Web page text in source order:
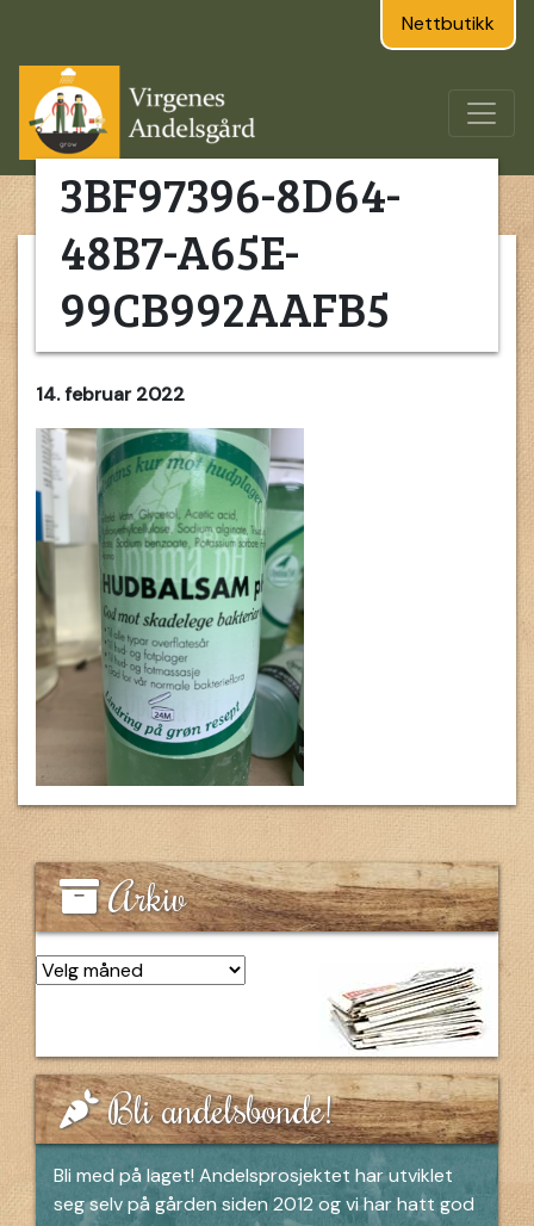
Nettbutikk
3BF97396-8D64-
48B7-A65E-
99CB992AAFB5
14. februar 2022
Arkiv
Bli andelsbonde!
Bli med på laget! Andelsprosjektet har utviklet
seg selv på gården siden 2012 og vi har hatt god